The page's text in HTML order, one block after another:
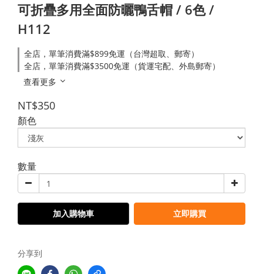
可折疊多用全面防曬鴨舌帽 / 6色 /
H112
全店，單筆消費滿$899免運（台灣超取、郵寄）
全店，單筆消費滿$3500免運（貨運宅配、外島郵寄）
查看更多
NT$350
顏色
數量
加入購物車 立即購買
分享到